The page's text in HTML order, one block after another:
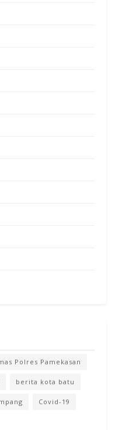
Polres Pamekasan
berita kota batu
Covid-19